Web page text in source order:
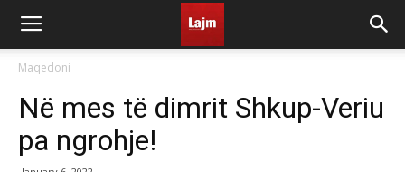
Maqedoni
Në mes të dimrit Shkup-Veriu
pa ngrohje!